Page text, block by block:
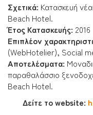
Σχετικά: Κατασκευή
Beach Hotel.
Έτος Κατασκευής: 2016
Επιπλέον
(WebHotelier), Social
Αποτελέσματα:
παραθαλάσσιο
Beach Hotel.
Δείτε το website: